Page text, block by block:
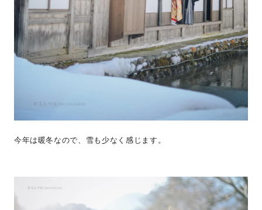
今年は暖冬なので、雪も少なく感じます。